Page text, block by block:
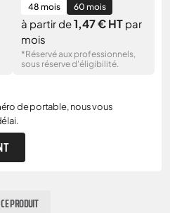
48 mois
60 mois
à partir de1,47 € HT par
mois
*Réservé aux professionnels,
sous réserve d'éligibilité.
de portable, nous vous
PRODUIT